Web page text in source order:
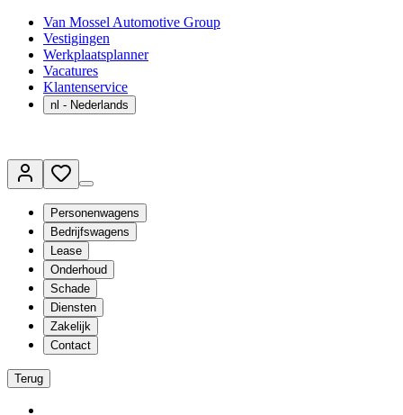
Van Mossel Automotive Group
Vestigingen
Werkplaatsplanner
Vacatures
Klantenservice
nl - Nederlands
Personenwagens
Bedrijfswagens
Lease
Onderhoud
Schade
Diensten
Zakelijk
Contact
Terug